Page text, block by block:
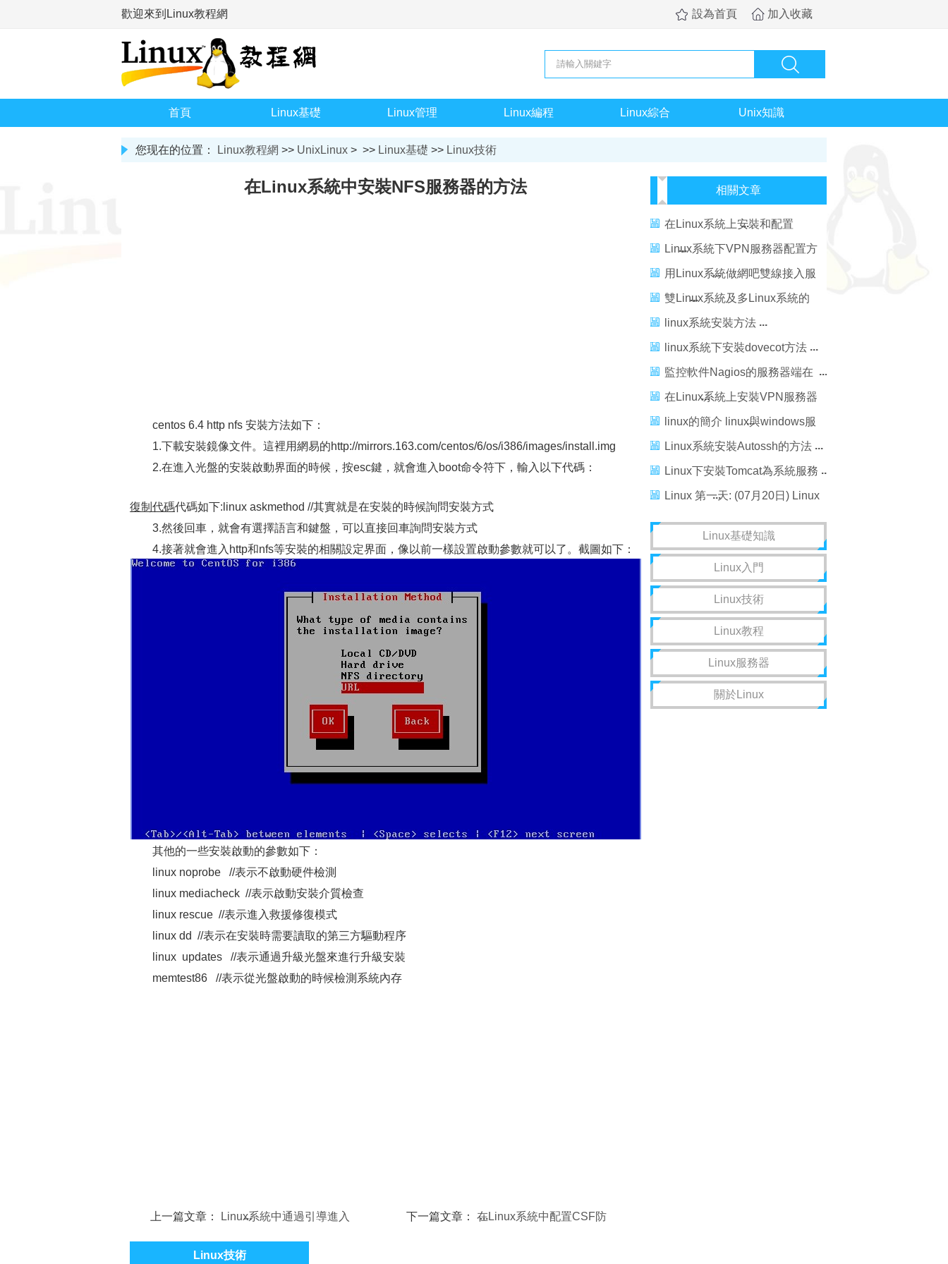
歡迎來到Linux教程網 設為首頁 加入收藏
首頁 Linux基礎 Linux管理 Linux編程 Linux綜合 Unix知識
您现在的位置： Linux教程網 >> UnixLinux > >> Linux基礎 >> Linux技術
在Linux系統中安裝NFS服務器的方法
centos 6.4 http nfs 安裝方法如下：
1.下載安裝鏡像文件。這裡用網易的http://mirrors.163.com/centos/6/os/i386/images/install.img
2.在進入光盤的安裝啟動界面的時候，按esc鍵，就會進入boot命令符下，輸入以下代碼：
復制代碼代碼如下:linux askmethod //其實就是在安裝的時候詢問安裝方式
3.然後回車，就會有選擇語言和鍵盤，可以直接回車詢問安裝方式
4.接著就會進入http和nfs等安裝的相關設定界面，像以前一樣設置啟動參數就可以了。截圖如下：
其他的一些安裝啟動的參數如下：
linux noprobe //表示不啟動硬件檢測
linux mediacheck //表示啟動安裝介質檢查
linux rescue //表示進入救援修復模式
linux dd //表示在安裝時需要讀取的第三方驅動程序
linux updates //表示通過升級光盤來進行升級安裝
memtest86 //表示從光盤啟動的時候檢測系統內存
上一篇文章：
Linux系統中通過引導進入
下一篇文章： 在Linux系統中配置CSF防
Linux技術
相關文章
在Linux系統上安裝和配置
Domino服務器
Linux系統下VPN服務器配置方
法
用Linux系統做網吧雙線接入服
務器方法
雙Linux系統及多Linux系統的
安裝
linux系統安裝方法
linux系統下安裝dovecot方法
監控軟件Nagios的服務器端在
Linux系統上的安裝和配置方法
在Linux系統上安裝VPN服務器
的教程
linux的簡介 linux與windows服
務器系統的區別
Linux系統安裝Autossh的方法
Linux下安裝Tomcat為系統服務
Linux 第一天: (07月20日) Linux
系統安裝
Linux基礎知識
Linux入門
Linux技術
Linux教程
Linux服務器
關於Linux